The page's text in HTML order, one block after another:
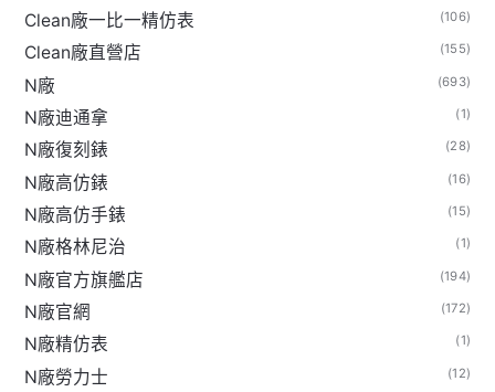
Clean廠一比一精仿表 (106)
Clean廠直營店 (155)
N廠 (693)
N廠迪通拿 (1)
N廠復刻錶 (28)
N廠高仿錶 (16)
N廠高仿手錶 (15)
N廠格林尼治 (1)
N廠官方旗艦店 (194)
N廠官網 (172)
N廠精仿表 (1)
N廠勞力士 (12)